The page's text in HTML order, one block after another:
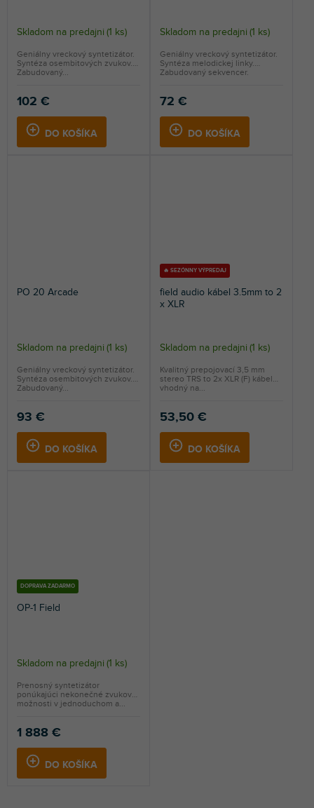
Skladom na predajni (1 ks)
102 €
DO KOŠÍKA
Geniálny vreckový syntetizátor.
Syntéza osembitových zvukov.
Zabudovaný...
Skladom na predajni (1 ks)
72 €
DO KOŠÍKA
Geniálny vreckový syntetizátor.
Syntéza melodickej linky.
Zabudovaný sekvencer.
PO 20 Arcade
Skladom na predajni (1 ks)
93 €
DO KOŠÍKA
Geniálny vreckový syntetizátor.
Syntéza osembitových zvukov.
Zabudovaný...
🔥 SEZÓNNY VÝPREDAJ
field audio kábel 3.5mm to 2
x XLR
Skladom na predajni (1 ks)
53,50 €
DO KOŠÍKA
Kvalitný prepojovací 3,5 mm
stereo TRS to 2x XLR (F) kábel
vhodný na...
DOPRAVA ZADARMO
OP-1 Field
Skladom na predajni (1 ks)
1 888 €
DO KOŠÍKA
Prenosný syntetizátor
ponúkajúci nekonečné zvukové
možnosti v jednoduchom a...